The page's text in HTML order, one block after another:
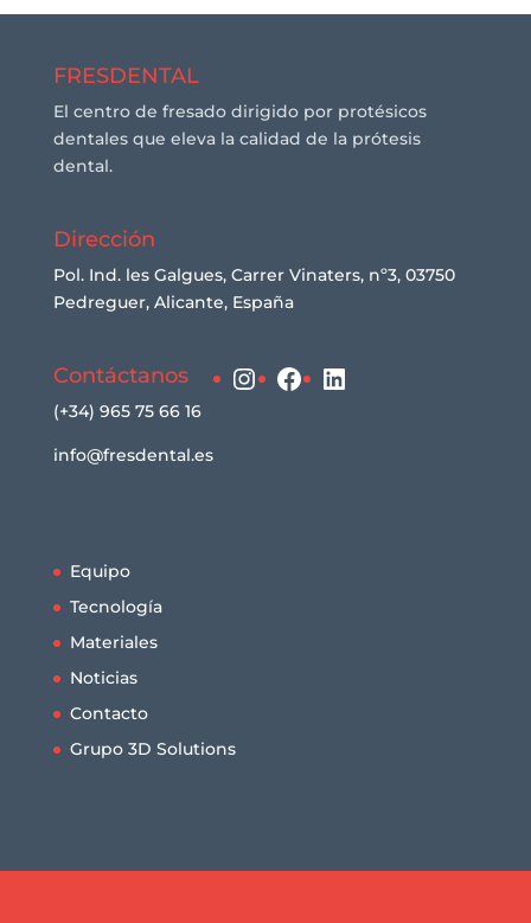
FRESDENTAL
El centro de fresado dirigido por protésicos
dentales que eleva la calidad de la prótesis
dental.
Dirección
Pol. Ind. les Galgues, Carrer Vinaters, nº3, 03750
Pedreguer, Alicante, España
Contáctanos
(+34) 965 75 66 16
info@fresdental.es
Instagram
Facebook
LinkedIn
Equipo
Tecnología
Materiales
Noticias
Contacto
Grupo 3D Solutions